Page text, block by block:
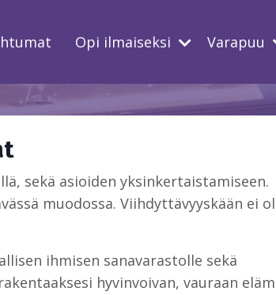
Opi ilmaiseksi Varapuu
sekä asioiden yksinkertaistamiseen.
muodossa. Viihdyttävyyskään ei
ihmisen sanavarastolle sekä
hyvinvoivan, vauraan